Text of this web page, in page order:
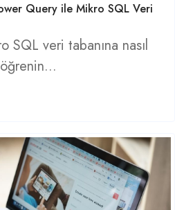
Query ile Mikro SQL Veri
SQL veri tabanına nasıl